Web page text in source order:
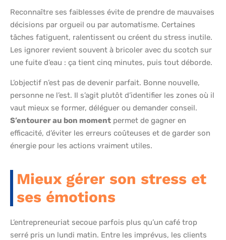
Reconnaître ses faiblesses évite de prendre de mauvaises
décisions par orgueil ou par automatisme. Certaines
tâches fatiguent, ralentissent ou créent du stress inutile.
Les ignorer revient souvent à bricoler avec du scotch sur
une fuite d’eau : ça tient cinq minutes, puis tout déborde.
L’objectif n’est pas de devenir parfait. Bonne nouvelle,
personne ne l’est. Il s’agit plutôt d’identifier les zones où il
vaut mieux se former, déléguer ou demander conseil.
S’entourer au bon moment permet de gagner en
efficacité, d’éviter les erreurs coûteuses et de garder son
énergie pour les actions vraiment utiles.
Mieux gérer son stress et
ses émotions
L’entrepreneuriat secoue parfois plus qu’un café trop
serré pris un lundi matin. Entre les imprévus, les clients